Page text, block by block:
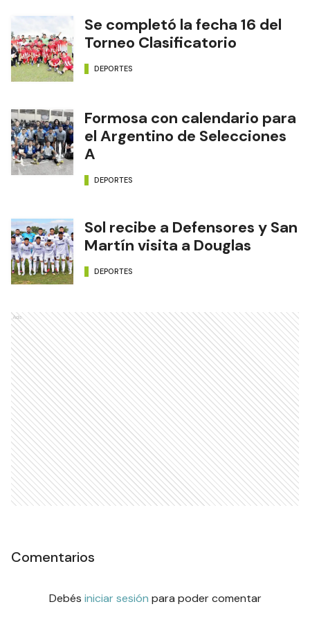
Se completó la fecha 16 del
Torneo Clasificatorio
DEPORTES
Formosa con calendario para
el Argentino de Selecciones
A
DEPORTES
Sol recibe a Defensores y San
Martín visita a Douglas
DEPORTES
Ads
Comentarios
Debés iniciar sesión para poder comentar